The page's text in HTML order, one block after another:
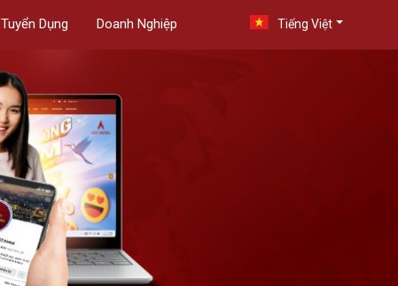
Tuyển Dụng Doanh Nghiệp Tiếng Việt